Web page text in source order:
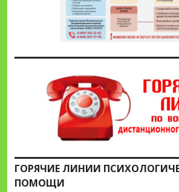
ГОРЯЧИЕ ЛИНИИ
ПОМОЩИ